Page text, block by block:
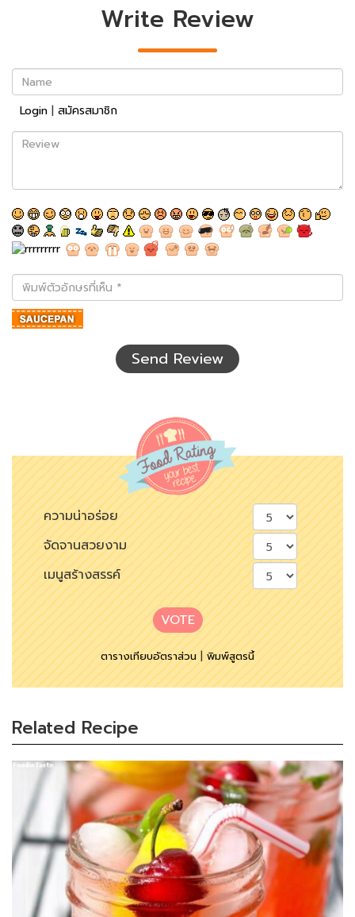
Write Review
Name
Login | สมัครสมาชิก
Review
พิมพ์
ตัว
อักษร
ที่
Send Review
ความน่าอร่อย
จัดจานสวยงาม
เมนูสร้างสรรค์
VOTE
ตารางเทียบอัตราส่วน|พิมพ์สูตรนี้
Related Recipe